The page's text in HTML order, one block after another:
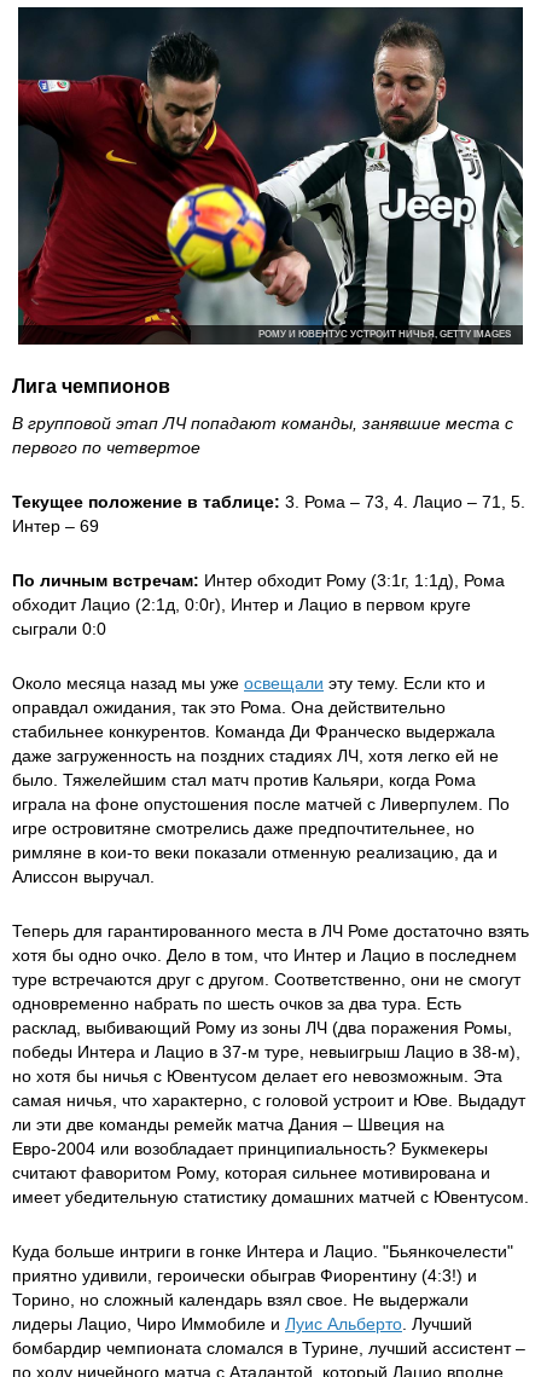
РОМУ И ЮВЕНТУС УСТРОИТ НИЧЬЯ, GETTY IMAGES
Лига чемпионов
В групповой этап ЛЧ попадают команды, занявшие места с
первого по четвертое
Текущее положение в таблице: 3. Рома – 73, 4. Лацио – 71, 5.
Интер – 69
По личным встречам: Интер обходит Рому (3:1г, 1:1д), Рома
обходит Лацио (2:1д, 0:0г), Интер и Лацио в первом круге
сыграли 0:0
Около месяца назад мы уже освещали эту тему. Если кто и
оправдал ожидания, так это Рома. Она действительно
стабильнее конкурентов. Команда Ди Франческо выдержала
даже загруженность на поздних стадиях ЛЧ, хотя легко ей не
было. Тяжелейшим стал матч против Кальяри, когда Рома
играла на фоне опустошения после матчей с Ливерпулем. По
игре островитяне смотрелись даже предпочтительнее, но
римляне в кои-то веки показали отменную реализацию, да и
Алиссон выручал.
Теперь для гарантированного места в ЛЧ Роме достаточно взять
хотя бы одно очко. Дело в том, что Интер и Лацио в последнем
туре встречаются друг с другом. Соответственно, они не смогут
одновременно набрать по шесть очков за два тура. Есть
расклад, выбивающий Рому из зоны ЛЧ (два поражения Ромы,
победы Интера и Лацио в 37-м туре, невыигрыш Лацио в 38-м),
но хотя бы ничья с Ювентусом делает его невозможным. Эта
самая ничья, что характерно, с головой устроит и Юве. Выдадут
ли эти две команды ремейк матча Дания – Швеция на
Евро-2004 или возобладает принципиальность? Букмекеры
считают фаворитом Рому, которая сильнее мотивирована и
имеет убедительную статистику домашних матчей с Ювентусом.
Куда больше интриги в гонке Интера и Лацио. "Бьянкочелести"
приятно удивили, героически обыграв Фиорентину (4:3!) и
Торино, но сложный календарь взял свое. Не выдержали
лидеры Лацио, Чиро Иммобиле и Луис Альберто . Лучший
бомбардир чемпионата сломался в Турине, лучший ассистент –
по ходу ничейного матча с Аталантой, который Лацио вполне